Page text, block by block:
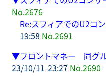
No.2676
Re:スフィアでのU2コ
19:58 No.2691
▼フロントマネー 同グ
23/10/11-23:27 No.2690